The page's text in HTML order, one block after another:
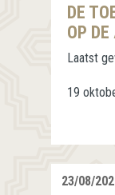
DE
OP DE
Laatst
19
23/08/